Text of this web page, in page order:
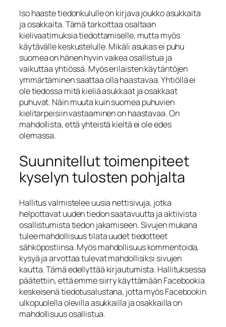
Iso haaste tiedonkululle on kirjava joukko asukkaita
ja osakkaita. Tämä tarkoittaa osaltaan
kielivaatimuksia tiedottamiselle, mutta myös
käytävälle keskustelulle. Mikäli asukas ei puhu
suomea on hänen hyvin vaikea osallistua ja
vaikuttaa yhtiössä. Myös erilaisten käytäntöjen
ymmärtäminen saattaa olla haastavaa. Yhtiöllä ei
ole tiedossa mitä kieliä asukkaat ja osakkaat
puhuvat. Näin muuta kuin suomea puhuvien
kielitarpeisiin vastaaminen on haastavaa. On
mahdollista, että yhteistä kieltä ei ole edes
olemassa.
Suunnitellut toimenpiteet
kyselyn tulosten pohjalta
Hallitus valmistelee uusia nettisivuja, jotka
helpottavat uuden tiedon saatavuutta ja aktiivista
osallistumista tiedon jakamiseen. Sivujen mukana
tulee mahdollisuus tilata uudet tiedotteet
sähköpostiinsa. Myös mahdollisuus kommentoida,
kysyä ja arvottaa tulevat mahdollisiksi sivujen
kautta. Tämä edellyttää kirjautumista. Hallituksessa
päätettiin, että emme siirry käyttämään Facebookia
keskeisenä tiedotusalustana, jotta myös Facebookin
ulkopuolella olevilla asukkailla ja osakkailla on
mahdollisuus osallistua.